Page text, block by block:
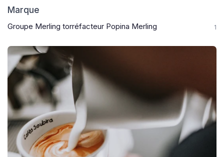
Marque
Groupe Merling torréfacteur Popina Merling 1